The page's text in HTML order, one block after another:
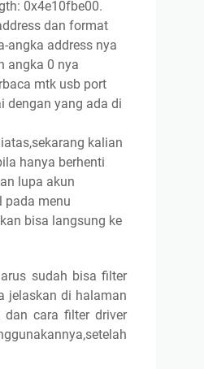
0x4e10fbe00.
dan format
angka address nya
angka 0 nya
mtk usb port
dengan yang ada di
kalian
hanya berhenti
lupa akun
pada menu
bisa langsung ke
sudah bisa filter
jelaskan di halaman
cara filter driver